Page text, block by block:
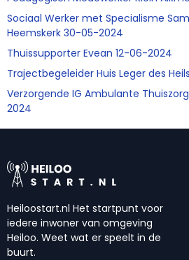
Sociaal Werker met Specialisme
Heemskerk 30-05-2024
Thuissupporter Evean 12-06-2024
Trajectbegeleider Huis Leger des
Verzorgende IG Ambulante
2024
Heiloostart.nl Het startpunt voor
iedere inwoner van omgeving
Heiloo. Weet wat er speelt in de
buurt.